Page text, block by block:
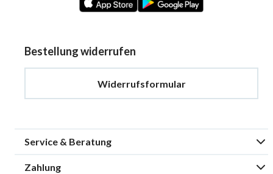
Bestellung widerrufen
Widerrufsformular
Service & Beratung
Zahlung